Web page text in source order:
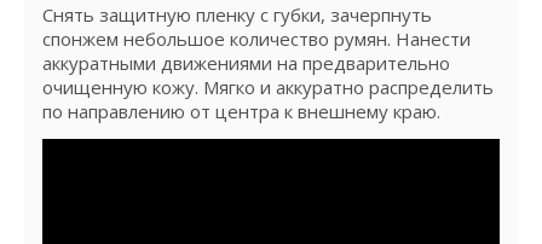
Снять защитную пленку с губки, зачерпнуть
спонжем небольшое количество румян. Нанести
аккуратными движениями на предварительно
очищенную кожу. Мягко и аккуратно распределить
по направлению от центра к внешнему краю.